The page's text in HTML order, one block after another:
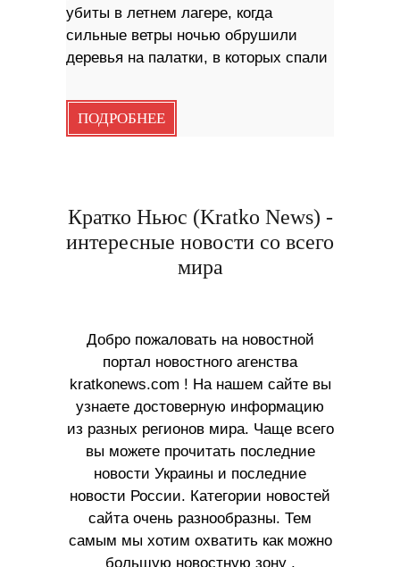
убиты в летнем лагере, когда
сильные ветры ночью обрушили
деревья на палатки, в которых спали
ПОДРОБНЕЕ
Кратко Ньюс (Kratko News) -
интересные новости со всего
мира
Добро пожаловать на новостной
портал новостного агенства
kratkonews.com ! На нашем сайте вы
узнаете достоверную информацию
из разных регионов мира. Чаще всего
вы можете прочитать последние
новости Украины и последние
новости России. Категории новостей
сайта очень разнообразны. Тем
самым мы хотим охватить как можно
большую новостную зону ,